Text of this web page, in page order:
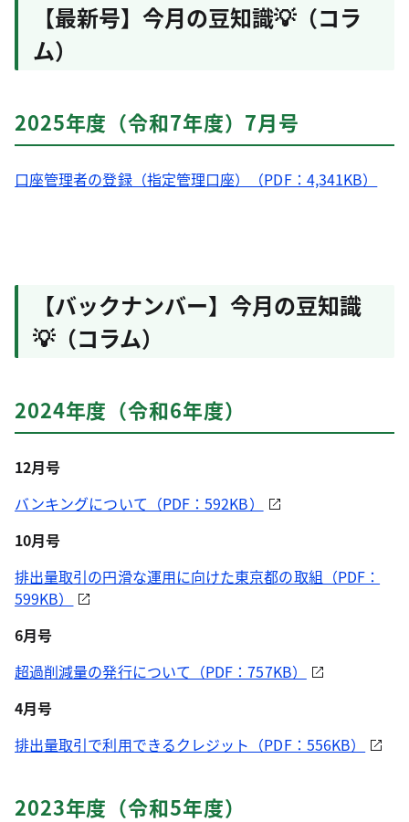
【最新号】今月の豆知識💡（コラ
ム）
2025年度（令和7年度）7月号
口座管理者の登録（指定管理口座）（PDF：4,341KB）
【バックナンバー】今月の豆知識
💡（コラム）
2024年度（令和6年度）
12月号
バンキングについて（PDF：592KB）
10月号
排出量取引の円滑な運用に向けた東京都の取組（PDF：
599KB）
6月号
超過削減量の発行について（PDF：757KB）
4月号
排出量取引で利用できるクレジット（PDF：556KB）
2023年度（令和5年度）